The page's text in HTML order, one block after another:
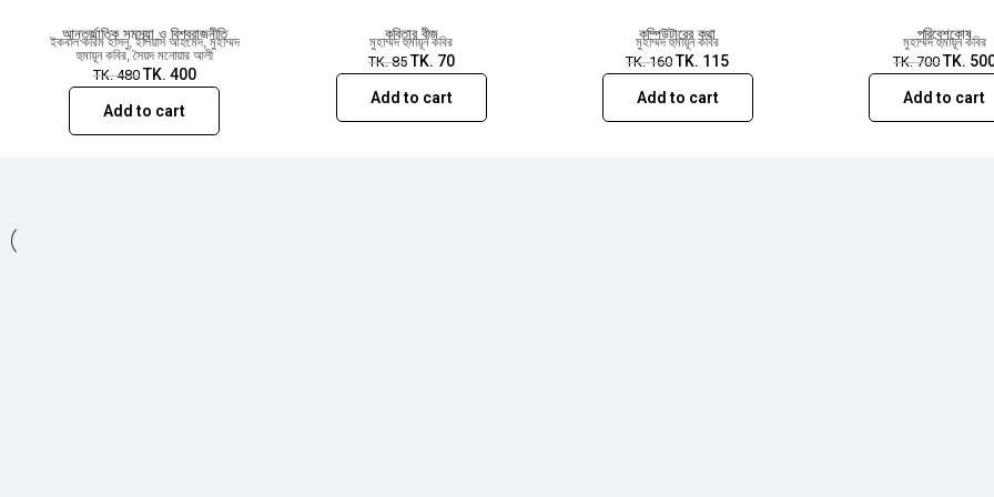
আন্তর্জাতিক সমস্যা ও বিশ্বরাজনীতি
ইকবাল করিম হাসনু,ইলিয়াস আহমেদ,মুহাম্মদ
হুমায়ূন কবির,সৈয়দ মনোয়ার আলী
TK.480 TK. 400
Add to cart
কবিতার বীজ
মুহাম্মদ হুমায়ূন কবির
TK.85 TK. 70
Add to cart
কম্পিউটারের কথা
মুহাম্মদ হুমায়ূন কবির
TK.160 TK. 115
Add to cart
পরিবেশকোষ
মুহাম্মদ হুমায়ূন কবির
TK.700 TK.
Add to cart